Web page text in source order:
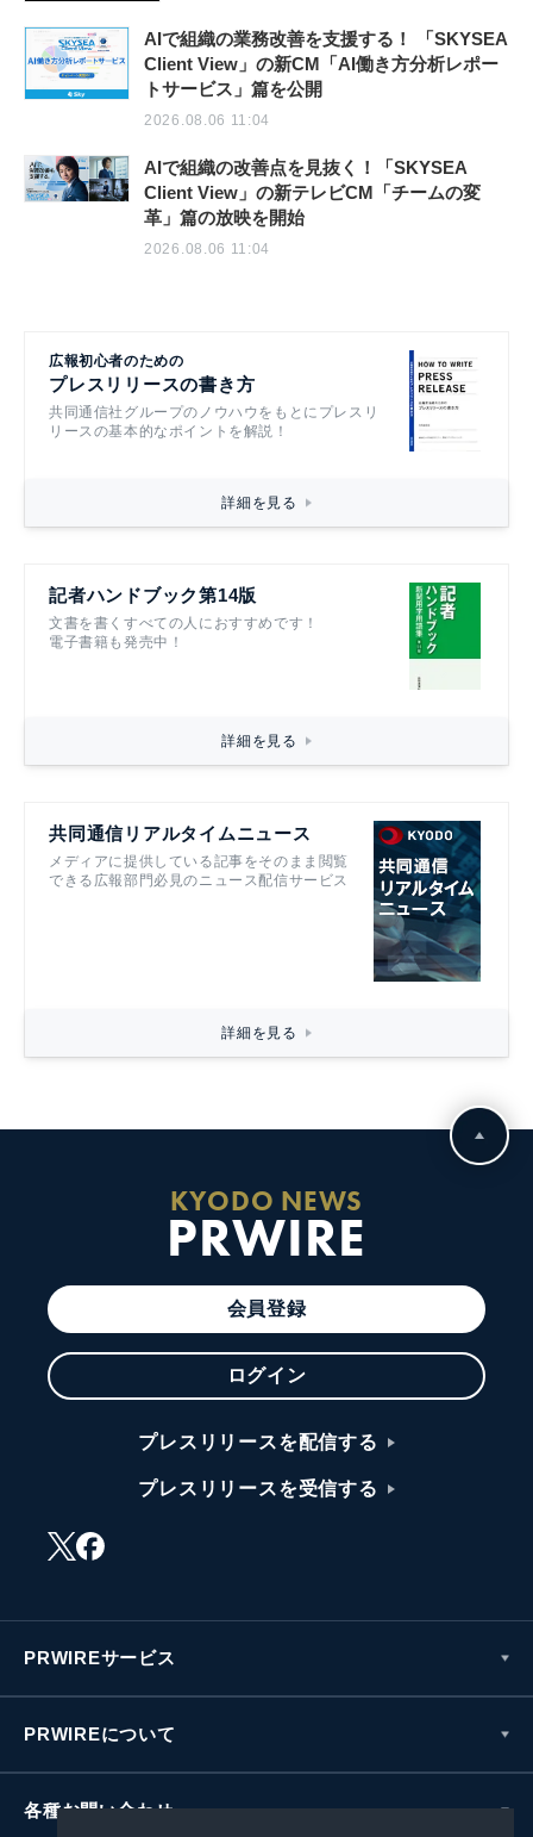
AIで組織の業務改善を支援する！ 「SKYSEA
Client View」の新CM「AI働き方分析レポー
トサービス」篇を公開
2026.08.06 11:04
AIで組織の改善点を見抜く！「SKYSEA
Client View」の新テレビCM「チームの変
革」篇の放映を開始
2026.08.06 11:04
広報初心者のための
プレスリリースの書き方
共同通信社グループのノウハウをもとにプレスリ
リースの基本的なポイントを解説！
詳細を見る
記者ハンドブック第14版
文書を書くすべての人におすすめです！
電子書籍も発売中！
詳細を見る
共同通信リアルタイムニュース
メディアに提供している記事をそのまま閲覧
できる広報部門必見のニュース配信サービス
詳細を見る
KYODO NEWS
PRWIRE
会員登録
ログイン
プレスリリースを配信する
プレスリリースを受信する
PRWIREサービス
PRWIREについて
各種お問い合わせ